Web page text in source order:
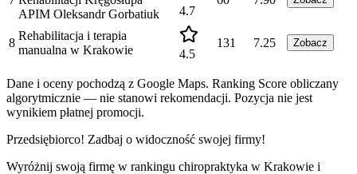
APIM Oleksandr Gorbatiuk
4.7
8
Rehabilitacja i terapia
manualna w Krakowie
4.5
131 7.25 Zobacz
Dane i oceny pochodzą z Google Maps. Ranking Score obliczany
algorytmicznie — nie stanowi rekomendacji. Pozycja nie jest
wynikiem płatnej promocji.
Przedsiębiorco! Zadbaj o widoczność swojej firmy!
Wyróżnij swoją firmę w rankingu chiropraktyka w Krakowie i